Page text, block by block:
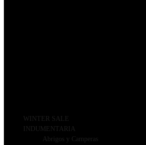
WINTER SALE
INDUMENTARIA
Abrigos y Camperas